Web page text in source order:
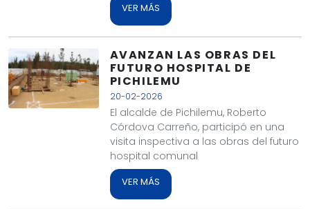
VER MÁS
AVANZAN LAS OBRAS DEL
FUTURO HOSPITAL DE
PICHILEMU
20-02-2026
El alcalde de Pichilemu, Roberto
Córdova Carreño, participó en una
visita inspectiva a las obras del futuro
hospital comunal
VER MÁS